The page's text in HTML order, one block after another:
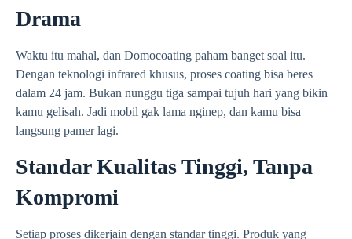
Drama
Waktu itu mahal, dan Domocoating paham banget soal itu.
Dengan teknologi infrared khusus, proses coating bisa beres
dalam 24 jam. Bukan nunggu tiga sampai tujuh hari yang bikin
kamu gelisah. Jadi mobil gak lama nginep, dan kamu bisa
langsung pamer lagi.
Standar Kualitas Tinggi, Tanpa
Kompromi
Setiap proses dikerjain dengan standar tinggi. Produk yang